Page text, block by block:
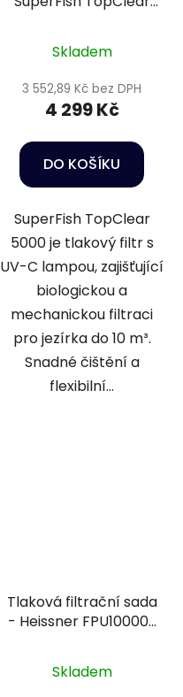
Skladem
3 552,89 Kč bez DPH
4 299 Kč
DO KOŠÍKU
SuperFish TopClear
5000 je tlakový filtr s
UV-C lampou, zajišťující
biologickou a
mechanickou filtraci
pro jezírka do 10 m³.
Snadné čištění a
flexibilní...
Tlaková filtrační sada
- Heissner FPU10000-
Skladem